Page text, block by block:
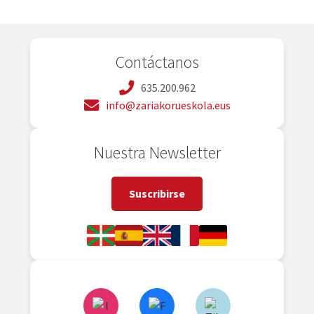
Contáctanos
635.200.962
info@zariakorueskola.eus
Nuestra Newsletter
Suscribirse